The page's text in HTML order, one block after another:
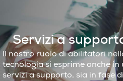
Servizi a
Il nostro ruolo di abilitatori
tecnologia si esprime anche in
servizi a supporto, sia in fase